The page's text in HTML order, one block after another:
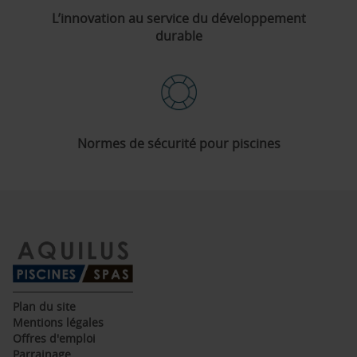
L’innovation au service du développement
durable
Normes de sécurité pour piscines
Plan du site(ouvre
dans
une
nouvelle
Mentions légales
Offres d'emploi
(ouvre